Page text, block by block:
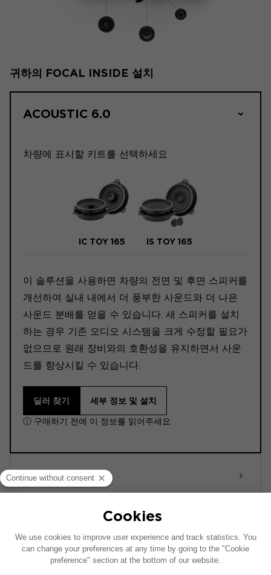
귀하의 FOCAL INSIDE 설치
ACOUSTIC 6.0
차량에 표시할 키트를 선택하세요.
IC TOY 165 IS TOY 165
이 솔루션을 사용하면 차량의 전면 및 후면 스피커를
개선하여 실내 내에서 더 풍부한 사운드와 더 나은
사운드 분배를 얻을 수 있습니다. 새 스피커를 설치
하는 경우 기존 오디오 시스템을 크게 수정할 필요가
없으므로 원래 장비와의 호환성을 유지하면서 사운
드를 향상시킬 수 있습니다.
딜러 찾기 세부 정보 및 설치
ⓘ 구매하기 전에 이 정보를 읽어주세요.
ACTIVE 6.0